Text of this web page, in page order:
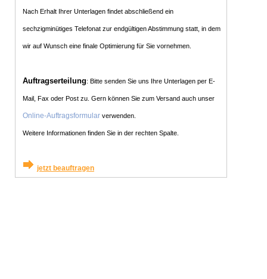
Nach Erhalt Ihrer Unterlagen findet abschließend ein
sechzigminütiges Telefonat zur endgültigen Abstimmung statt, in dem
wir auf Wunsch eine finale Optimierung für Sie vornehmen.
Auftragserteilung: Bitte senden Sie uns Ihre Unterlagen per E-
Mail, Fax oder Post zu. Gern können Sie zum Versand auch unser
Online-Auftragsformular verwenden.
Weitere Informationen finden Sie in der rechten Spalte.
jetzt beauftragen